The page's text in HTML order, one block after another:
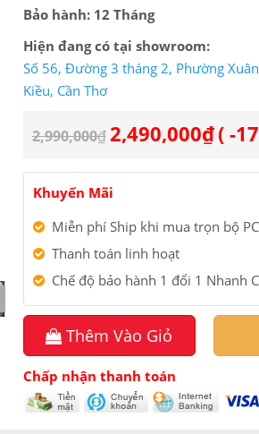
Bảo hành: 12 Tháng
Hiện đang có tại showroom:
Số 56, Đường 3 tháng 2, Phường
Kiều, Cần Thơ
2,990,000₫ 2,490,000₫( -
Khuyến Mãi
Miễn phí Ship khi mua trọn bộ
Thanh toán linh hoạt
Chế độ bảo hành 1 đổi 1 Nhanh
Thêm Vào Giỏ
Chấp nhận thanh toán